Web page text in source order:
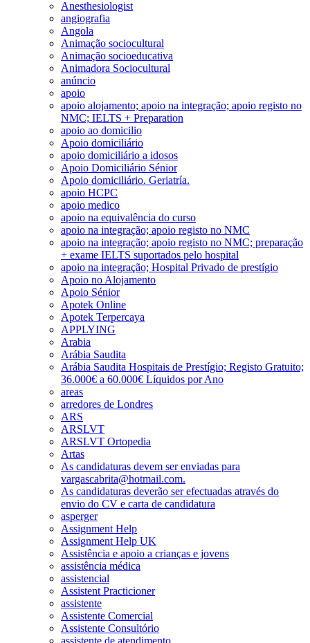
Anesthesiologist
angiografia
Angola
Animação sociocultural
Animação socioeducativa
Animadora Sociocultural
anúncio
apoio
apoio alojamento; apoio na integração; apoio registo no
NMC; IELTS + Preparation
apoio ao domicilio
Apoio domiciliário
apoio domiciliário a idosos
Apoio Domiciliário Sénior
Apoio domiciliário. Geriatría.
apoio HCPC
apoio medico
apoio na equivalência do curso
apoio na integração; apoio registo no NMC
apoio na integração; apoio registo no NMC; preparação
+ exame IELTS suportados pelo hospital
apoio na integração; Hospital Privado de prestígio
Apoio no Alojamento
Apoio Sénior
Apotek Online
Apotek Terpercaya
APPLYING
Arabia
Arábia Saudita
Arábia Saudita Hospitais de Prestígio; Registo Gratuito;
36.000€ a 60.000€ Líquidos por Ano
areas
arredores de Londres
ARS
ARSLVT
ARSLVT Ortopedia
Artas
As candidaturas devem ser enviadas para
vargascabrita@hotmail.com.
As candidaturas deverão ser efectuadas através do
envio do CV e carta de candidatura
asperger
Assignment Help
Assignment Help UK
Assistência e apoio a crianças e jovens
assistência médica
assistencial
Assistent Practicioner
assistente
Assistente Comercial
Assistente Consultório
assistente de atendimento